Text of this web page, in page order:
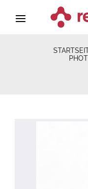
Inhalt